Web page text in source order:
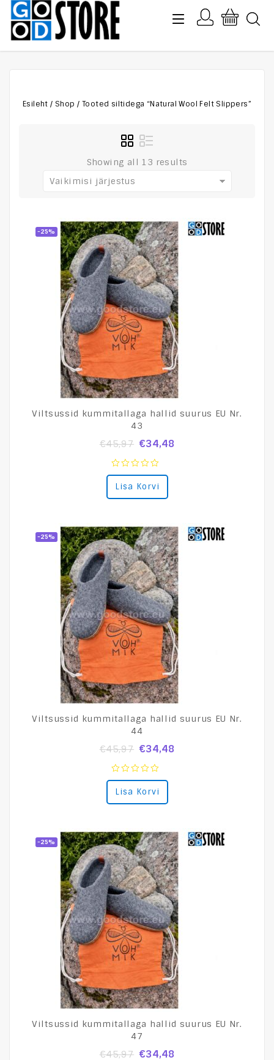
Esileht / Shop / Tooted siltidega “Natural Wool Felt Slippers”
Showing all 13 results
Vaikimisi järjestus
-25%
Viltsussid kummitallaga hallid suurus EU Nr.
43
€45,97 €34,48
0
out
of
Lisa Korvi
-25%
Viltsussid kummitallaga hallid suurus EU Nr.
44
€45,97 €34,48
0
out
of
Lisa Korvi
-25%
Viltsussid kummitallaga hallid suurus EU Nr.
47
€45,97 €34,48